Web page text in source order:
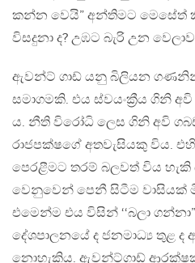
කන්න වෙයි” අන්තිමට මෙසේත්
විසදුනා ද? උඹට බැරි උන
ඇවන්ට් ගාඩ් යනු බිලියන ගණනින්
සමාගමකි. එය ස්වයංක්‍රීය ගිනි
ය. නීති විරෝධි ලෙස ගිනි අවි
රාජපක්ෂගේ අතවැසියකු විය.
පෙරළීමට තරම් බලවත් විය හැකි
වෙනුවෙන් පෙනී සිටීම වාසියක්
එමෙන්ම එය විසින් ‘‘බලා
දේශපාලනයේ ද ජනමාධ්‍ය තුළ
නොහැකිය. ඇවන්ට්ගාඩ්